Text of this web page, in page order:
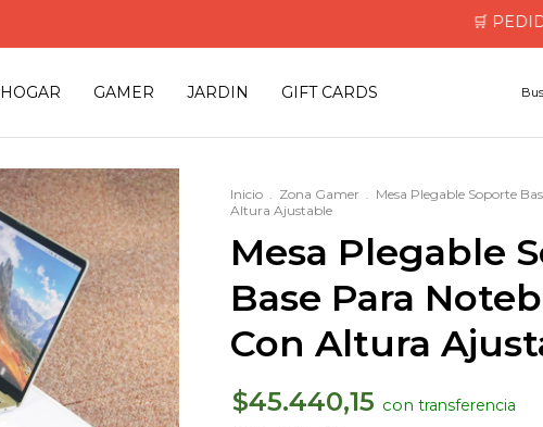
🛒 PEDIDOS
HOGAR GAMER JARDIN GIFT CARDS
Inicio . Zona Gamer . Mesa Plegable Soporte
Altura Ajustable
Mesa Plegable
Base Para
Con Altura
$45.440,15 con